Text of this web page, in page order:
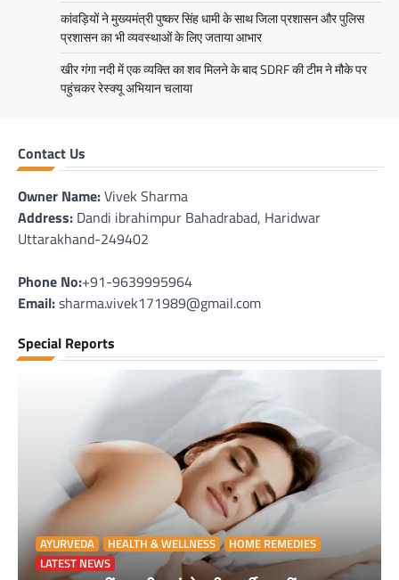
कांवड़ियों ने मुख्यमंत्री पुष्कर सिंह धामी के साथ जिला प्रशासन और पुलिस
प्रशासन का भी व्यवस्थाओं के लिए जताया आभार
खीर गंगा नदी में एक व्यक्ति का शव मिलने के बाद SDRF की टीम ने मौके पर
पहुंचकर रेस्क्यू अभियान चलाया
Contact Us
Owner Name:Vivek Sharma
Address: Dandi ibrahimpur Bahadrabad, Haridwar
Uttarakhand-249402
Phone No:+91-9639995964
Email:sharma.vivek171989@gmail.com
Special Reports
AYURVEDA HEALTH & WELLNESS
HOME REMEDIES
LATEST NEWS